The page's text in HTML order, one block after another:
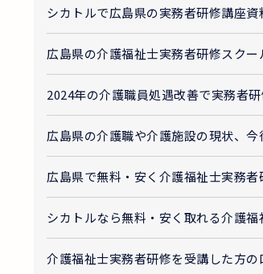
シカトルで広島県の実務者研修講座資
広島県の介護福祉士実務者研修スクー
2024年の介護職員処遇改善で実務者
広島県の介護職や介護施設の現状、今
広島県で無料・安く介護福祉士実務
シカトルなら無料・安く取れる介護
介護福祉士実務者研修を受講した方の